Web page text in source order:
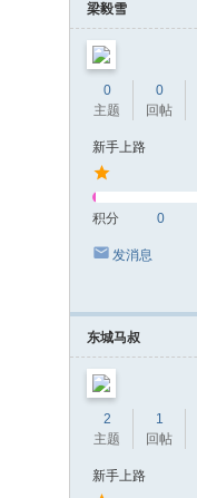
梁毅雪
0
主题
0
回帖
新手上路
积分 0
发消息
东城马叔
2
主题
1
回帖
新手上路